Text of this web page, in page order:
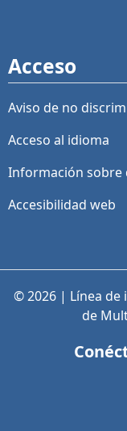
Acceso
Aviso de no
Acceso al idioma
Información sobre
Accesibilidad web
© 2026 | Línea de
de